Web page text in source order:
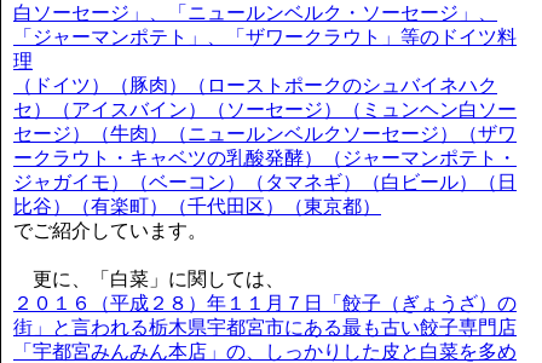
白ソーセージ」、「ニュールンベルク・ソーセージ」、
「ジャーマンポテト」、「ザワークラウト」等のドイツ料
理
（ドイツ）（豚肉）（ローストポークのシュバイネハク
セ）（アイスバイン）（ソーセージ）（ミュンヘン白ソー
セージ）（牛肉）（ニュールンベルクソーセージ）（ザワ
ークラウト・キャベツの乳酸発酵）（ジャーマンポテト・
ジャガイモ）（ベーコン）（タマネギ）（白ビール）（日
比谷）（有楽町）（千代田区）（東京都）
でご紹介しています。
更に、「白菜」に関しては、
２０１６（平成２８）年１１月７日「餃子（ぎょうざ）の
街」と言われる栃木県宇都宮市にある最も古い餃子専門店
「宇都宮みんみん本店」の、しっかりした皮と白菜を多め